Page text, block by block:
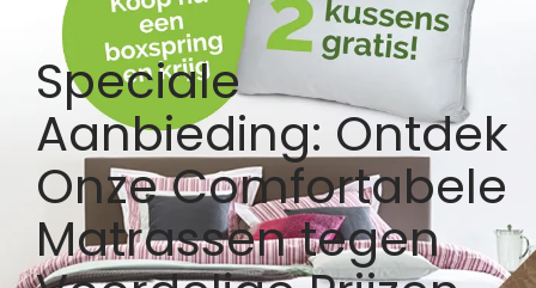
Speciale
Aanbieding: Ontdek
Onze Comfortabele
Matrassen tegen